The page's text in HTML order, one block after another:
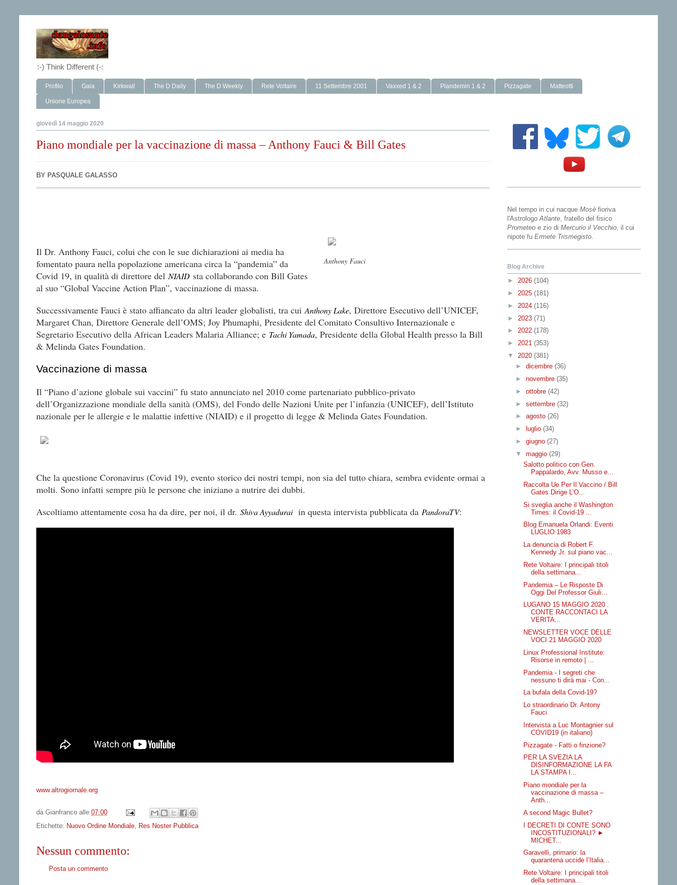
:-) Think Different (-:
Profilo Gaia Kirkwall The D Daily The D Weekly Rete Voltaire 11 Settembre 2001 Vaxxed 1 & 2 Plandemin 1 & 2 Pizzagate Matteotti
Unione Europea
giovedì 14 maggio 2020
Piano mondiale per la vaccinazione di massa – Anthony Fauci & Bill Gates
BY PASQUALE GALASSO
Anthony Fauci
Il Dr. Anthony Fauci, colui che con le sue dichiarazioni ai media ha
fomentato paura nella popolazione americana circa la “pandemia” da
Covid 19, in qualità di direttore delNIAID sta collaborando con Bill Gates
al suo “Global Vaccine Action Plan”, vaccinazione di massa.
Successivamente Fauci è stato affiancato da altri leader globalisti, tra cuiAnthony Lake, Direttore Esecutivo dell’UNICEF,
Margaret Chan, Direttore Generale dell’OMS; Joy Phumaphi, Presidente del Comitato Consultivo Internazionale e
Segretario Esecutivo della African Leaders Malaria Alliance; e Tachi Yamada, Presidente della Global Health presso la Bill
& Melinda Gates Foundation.
Vaccinazione di massa
Il “Piano d’azione globale sui vaccini” fu stato annunciato nel 2010 come partenariato pubblico-privato
dell’Organizzazione mondiale della sanità (OMS), del Fondo delle Nazioni Unite per l’infanzia (UNICEF), dell’Istituto
nazionale per le allergie e le malattie infettive (NIAID) e il progetto di legge & Melinda Gates Foundation.
Che la questione Coronavirus (Covid 19), evento storico dei nostri tempi, non sia del tutto chiara, sembra evidente ormai a
molti. Sono infatti sempre più le persone che iniziano a nutrire dei dubbi.
Ascoltiamo attentamente cosa ha da dire, per noi, il dr. Shiva Ayyaduraiin questa intervista pubblicata da PandoraTV:
www.altrogiornale.org
da Gianfranco alle 07:00
Etichette: Nuovo Ordine Mondiale Res Noster Pubblica
Nessun commento:
Posta un commento
Nel tempo in cui nacque Mosè fioriva
l'Astrologo Atlante , fratello del fisico
Prometeo e zio di Mercurio il Vecchio , il cui
nipote fu Ermete Trismegisto
Blog Archive
► 2026 (104)
► 2025 (181)
► 2024 (116)
► 2023 (71)
► 2022 (178)
► 2021 (353)
▼ 2020 (381)
► dicembre (36)
► novembre (35)
► ottobre (42)
► settembre (32)
► agosto (26)
►
luglio (34)
► giugno (27)
▼ maggio (29)
Salotto politico con Gen.
Pappalardo, Avv. Musso e...
Raccolta Ue Per Il Vaccino / Bill
Gates Dirige L’O...
Si sveglia anche il Washington
Times: il Covid-19 ...
Blog Emanuela Orlandi: Eventi
LUGLIO 1983
La denuncia di Robert F.
Kennedy Jr. sul piano vac...
Rete Voltaire: I principali titoli
della settimana...
Pandemia – Le Risposte Di
Oggi Del Professor Giuli...
LUGANO 15 MAGGIO 2020 .
CONTE RACCONTACI LA
VERITA...
NEWSLETTER VOCE DELLE
VOCI 21 MAGGIO 2020
Linux Professional Institute:
Risorse in remoto | ...
Pandemia - I segreti che
nessuno ti dirà mai - Con...
La bufala della Covid-19?
Lo straordinario Dr. Antony
Fauci
Intervista a Luc Montagnier sul
COVID19 (in italiano)
Pizzagate - Fatti o finzione?
PER LA SVEZIA LA
DISINFORMAZIONE LA FA
LA STAMPA I...
Piano mondiale per la
vaccinazione di massa –
Anth...
A second Magic Bullet?
I DECRETI DI CONTE SONO
INCOSTITUZIONALI? ►
MICHET...
Garavelli, primario: la
quarantena uccide l’Italia...
Rete Voltaire: I principali titoli
della settimana...